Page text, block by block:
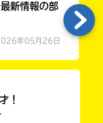
新情報の部
年05月26日
！